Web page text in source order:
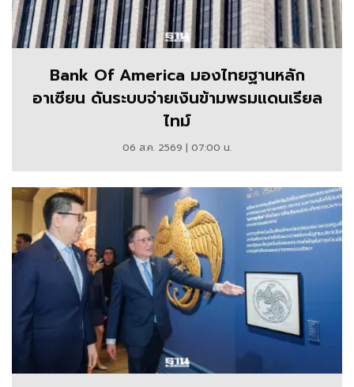
Bank Of America มองไทยฐานหลัก
อาเซียน ดันระบบจ่ายเงินข้ามพรมแดนเรียล
ไทม์
06 ส.ค. 2569 | 07:00 น.